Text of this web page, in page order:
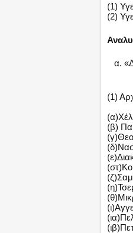
(1)
(2)
α.
(1)
(β)